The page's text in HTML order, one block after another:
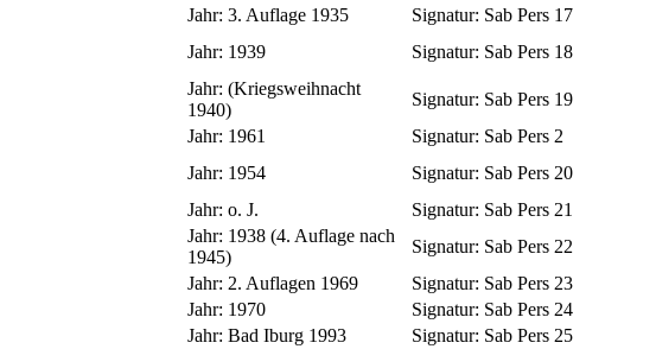
Jahr: 3. Auflage 1935 Signatur: Sab Pers 17
Jahr: 1939 Signatur: Sab Pers 18
Jahr: (Kriegsweihnacht
1940)
Signatur: Sab Pers 19
Jahr: 1961 Signatur: Sab Pers 2
Jahr: 1954 Signatur: Sab Pers 20
Jahr: o. J. Signatur: Sab Pers 21
Jahr: 1938 (4. Auflage nach
1945)
Signatur: Sab Pers 22
Jahr: 2. Auflagen 1969 Signatur: Sab Pers 23
Jahr: 1970 Signatur: Sab Pers 24
Jahr: Bad Iburg 1993 Signatur: Sab Pers 25